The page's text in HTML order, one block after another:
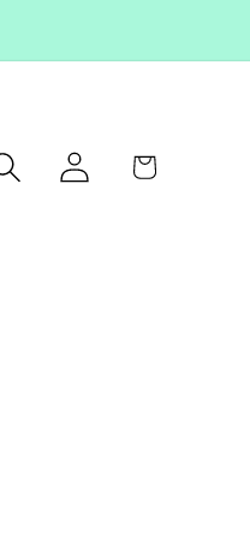
EinloggenWarenkorb